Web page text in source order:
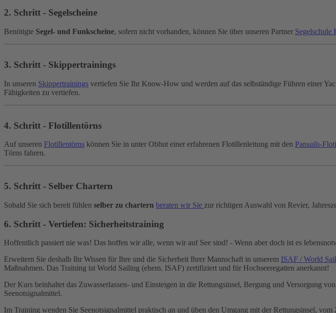
2. Schritt - Segelscheine
Benötigte Segel- und Funkscheine, sofern nicht vorhanden, können Sie über unseren Partner Segelschule
3. Schritt - Skippertrainings
In unseren Skippertrainings vertiefen Sie Ihr Know-How und werden auf das selbständige Führen einer
Fähigkeiten zu vertiefen.
4. Schritt - Flotillentörns
Auf unseren Flotillentörns können Sie in unter Obhut einer erfahrenen Flotillenleitung mit den Pansails-
Törns fahren.
5. Schritt - Selber Chartern
Sobald Sie sich bereit fühlen selber zu chartern beraten wir Sie zur richtigen Auswahl von Revier,
6. Schritt - Vertiefen: Sicherheitstraining
Hoffentlich passiert nie was! Das hoffen wir alle, wenn wir auf See sind! - Wenn aber doch ist es
Erweitern Sie deshalb Ihr Wissen für Ihre und die Sicherheit Ihrer Mannschaft in unserem ISAF / World
Maßnahmen. Das Training ist World Sailing (ehem. ISAF) zertifiziert und für Hochseeregatten anerkannt!
Der Kurs beinhaltet das Zuwasserlassen- und Einsteigen in die Rettungsinsel, Bergung und Versorgung
Seenotsignalmittel.
Im Training wenden Sie Seenotsignalmittel praktisch an und üben den Umgang mit der Rettungsinsel,